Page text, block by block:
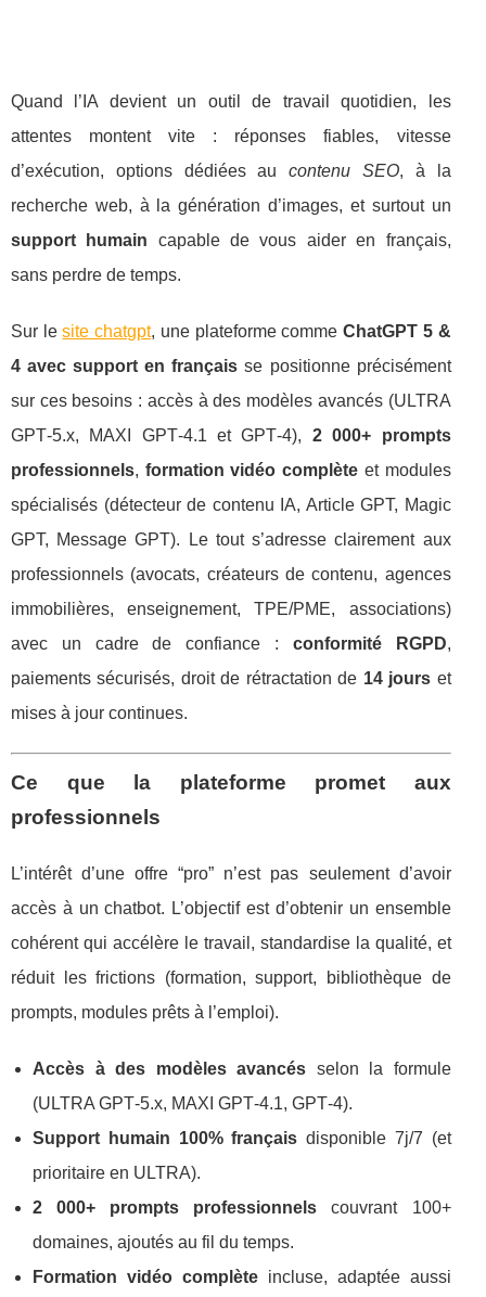
Quand l’IA devient un outil de travail quotidien, les
attentes montent vite : réponses fiables, vitesse
d’exécution, options dédiées aucontenu SEO, à la
recherche web, à la génération d’images, et surtout un
support humain capable de vous aider en français,
sans perdre de temps.
Sur lesite chatgpt, une plateforme commeChatGPT 5 &
4 avec support en français se positionne précisément
sur ces besoins : accès à des modèles avancés (ULTRA
GPT‑5.x, MAXI GPT‑4.1 et GPT‑4), 2 000+ prompts
professionnels, formation vidéo complète et modules
spécialisés (détecteur de contenu IA, Article GPT, Magic
GPT, Message GPT). Le tout s’adresse clairement aux
professionnels (avocats, créateurs de contenu, agences
immobilières, enseignement, TPE/PME, associations)
avec un cadre de confiance : conformité RGPD,
paiements sécurisés, droit de rétractation de 14 jours et
mises à jour continues.
Ce que la plateforme promet aux
professionnels
L’intérêt d’une offre “pro” n’est pas seulement d’avoir
accès à un chatbot. L’objectif est d’obtenir un ensemble
cohérent qui accélère le travail, standardise la qualité, et
réduit les frictions (formation, support, bibliothèque de
prompts, modules prêts à l’emploi).
Accès à des modèles avancés selon la formule
(ULTRA GPT‑5.x, MAXI GPT‑4.1, GPT‑4).
Support humain 100% français disponible 7j/7 (et
prioritaire en ULTRA).
2 000+ prompts professionnels couvrant 100+
domaines, ajoutés au fil du temps.
Formation vidéo complèteincluse, adaptée aussi